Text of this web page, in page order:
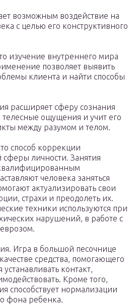
возможным воздействие на
с целью его конструктивного
изучение внутреннего мира
позволяет выявить
клиента и найти способы
расширяет сферу сознания
телесные ощущения и учит его
между разумом и телом.
способ коррекции
личности. Занятия
человека заняться
актуализировать свои
страхи и преодолеть их.
техники используются при
нарушений, в работе с
Игра в большой песочнице
средства, помогающего
устанавливать контакт,
Кроме того,
способствует нормализации
фона ребенка.